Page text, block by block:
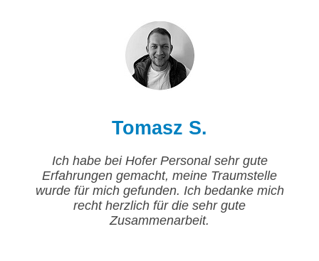
Tomasz S.
Ich habe bei Hofer Personal sehr gute
Erfahrungen gemacht, meine Traumstelle
wurde für mich gefunden. Ich bedanke mich
recht herzlich für die sehr gute
Zusammenarbeit.